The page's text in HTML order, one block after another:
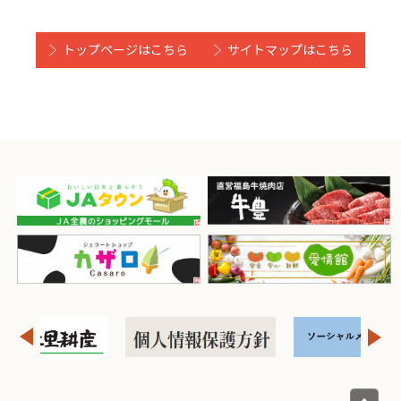
トップページはこちら サイトマップはこちら